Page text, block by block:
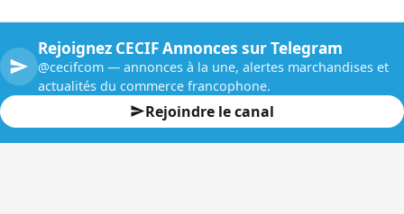
Rejoignez CECIF Annonces sur Telegram
@cecifcom — annonces à la une, alertes marchandises et
actualités du commerce francophone.
Rejoindre le canal